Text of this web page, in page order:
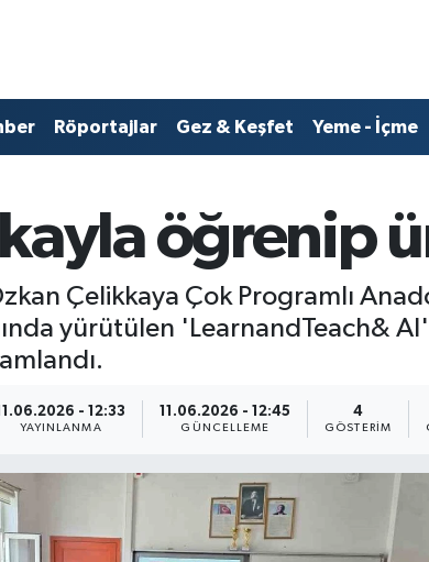
Röportajlar Gez & Keşfet Yeme - İçme
öğrenip
Çelikkaya Çok Programlı
yürütülen 'LearnandTeach&
- 12:33
YAYINLANMA
11.06.2026 - 12:45
GÜNCELLEME
4
GÖSTERIM